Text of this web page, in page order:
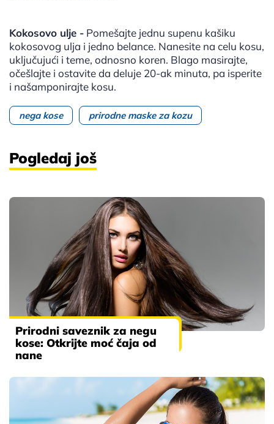
Kokosovo ulje - Pomešajte jednu supenu kašiku
kokosovog ulja i jedno belance. Nanesite na celu kosu,
uključujući i teme, odnosno koren. Blago masirajte,
očešlajte i ostavite da deluje 20-ak minuta, pa isperite
i našamponirajte kosu.
nega kose prirodne maske za kozu
Pogledaj još
Prirodni saveznik za negu
kose: Otkrijte moć čaja od
nane